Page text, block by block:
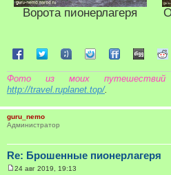
Ворота пионерлагеря
Поделиться в Facebook
Поделиться в Twitter
Поделиться в Tuenti
Поделиться в Sonico
Поделиться в
Фото из моих
http://travel.ruplanet.top/.
guru_nemo
Администратор
Re: Брошенные пионерлагеря
24 авг 2019, 19:13